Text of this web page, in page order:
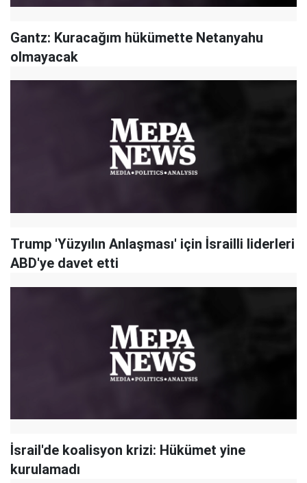
Gantz: Kuracağım hükümette Netanyahu
olmayacak
Trump 'Yüzyılın Anlaşması' için İsrailli liderleri
ABD'ye davet etti
İsrail'de koalisyon krizi: Hükümet yine
kurulamadı